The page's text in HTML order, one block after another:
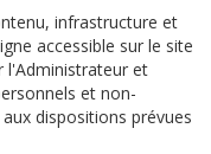
infrastructure et
accessible sur le site
l'Administrateur et
et non-
dispositions prévues